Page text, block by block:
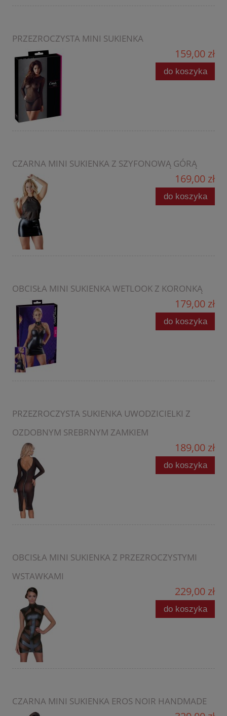
PRZEZROCZYSTA MINI SUKIENKA
159,00 zł
do koszyka
CZARNA MINI SUKIENKA Z SZYFONOWĄ GÓRĄ
169,00 zł
do koszyka
OBCISŁA MINI SUKIENKA WETLOOK Z KORONKĄ
179,00 zł
do koszyka
PRZEZROCZYSTA SUKIENKA UWODZICIELKI Z
OZDOBNYM SREBRNYM ZAMKIEM
189,00 zł
do koszyka
OBCISŁA MINI SUKIENKA Z PRZEZROCZYSTYMI
WSTAWKAMI
229,00 zł
do koszyka
CZARNA MINI SUKIENKA EROS NOIR HANDMADE